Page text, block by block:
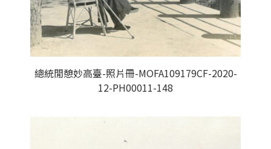
總統閒憩妙高臺-照片冊-MOFA109179CF-2020-
12-PH00011-148